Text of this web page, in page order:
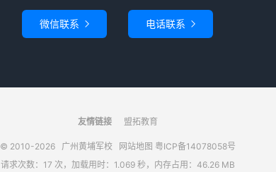
微信联系  电话联系 
友情链接 盟拓教育
© 2010-2026 广州黄埔军校 网站地图 粤ICP备14078058号
请求次数：17 次，加载用时：1.069 秒，内存占用：46.26 MB